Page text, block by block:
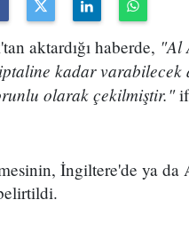
aktardığı haberde, "Al
kadar
olarak çekilmiştir."
İngiltere'de ya